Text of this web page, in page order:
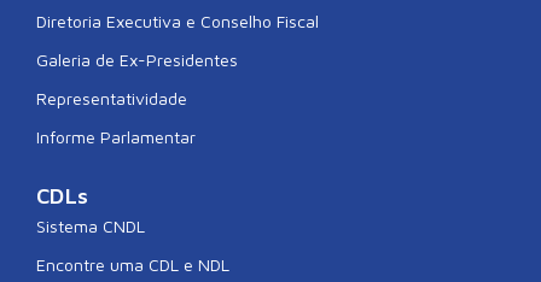
Diretoria Executiva e Conselho Fiscal
Galeria de Ex-Presidentes
Representatividade
Informe Parlamentar
CDLs
Sistema CNDL
Encontre uma CDL e NDL